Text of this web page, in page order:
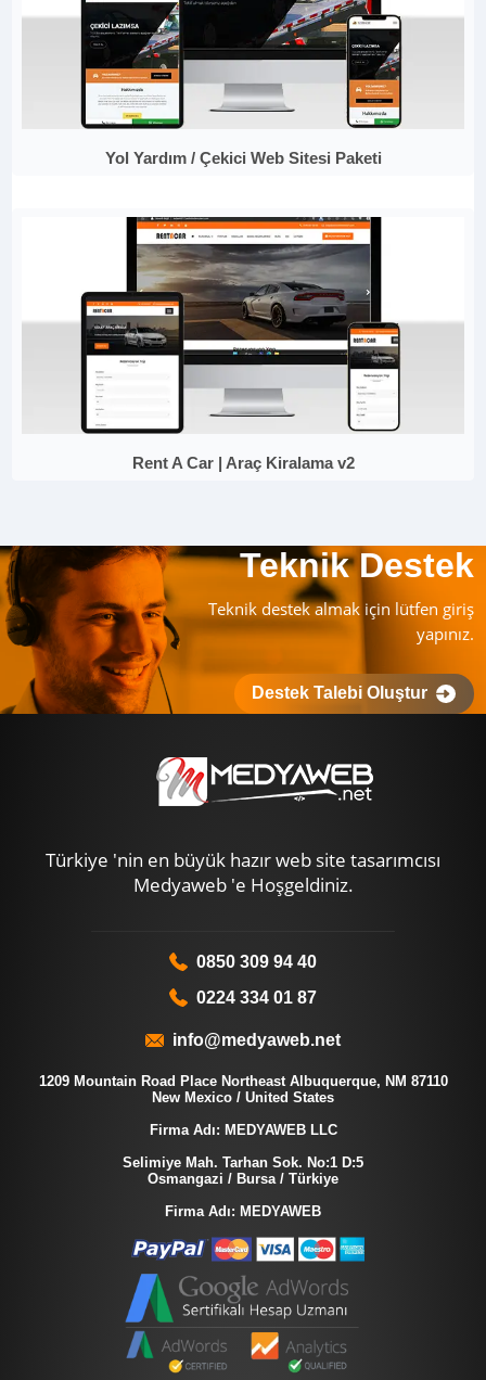
Yol Yardım / Çekici Web Sitesi Paketi
Rent A Car | Araç Kiralama v2
Teknik Destek
Teknik destek almak için lütfen giriş
yapınız.
Destek Talebi Oluştur
Türkiye 'nin en büyük hazır web site tasarımcısı
Medyaweb 'e Hoşgeldiniz.
0850 309 94 40
0224 334 01 87
info@medyaweb.net
1209 Mountain Road Place Northeast Albuquerque, NM 87110
New Mexico / United States
Firma Adı: MEDYAWEB LLC
Selimiye Mah. Tarhan Sok. No:1 D:5
Osmangazi / Bursa / Türkiye
Firma Adı: MEDYAWEB